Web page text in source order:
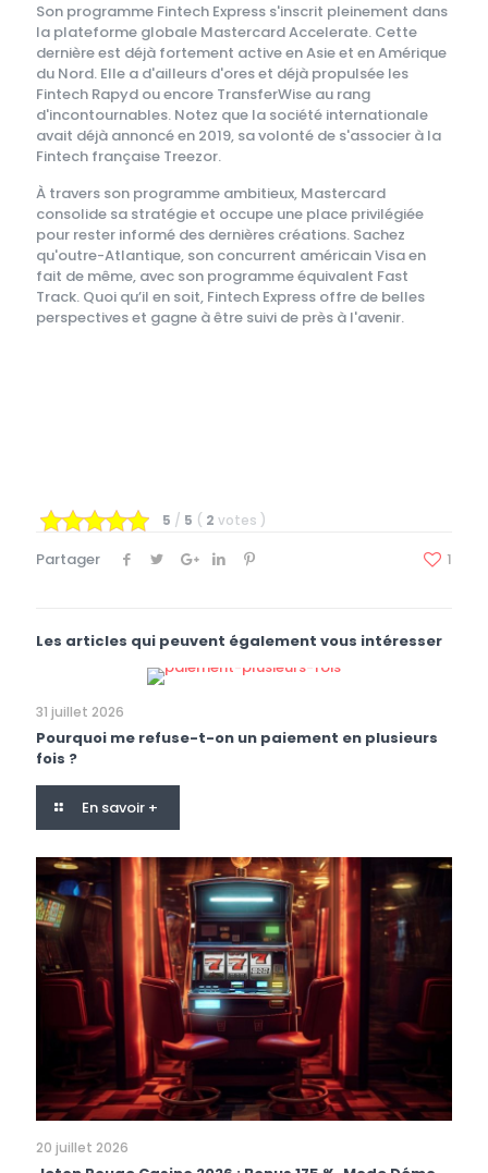
Son programme Fintech Express s'inscrit pleinement dans
la plateforme globale Mastercard Accelerate. Cette
dernière est déjà fortement active en Asie et en Amérique
du Nord. Elle a d'ailleurs d'ores et déjà propulsée les
Fintech Rapyd ou encore TransferWise au rang
d'incontournables. Notez que la société internationale
avait déjà annoncé en 2019, sa volonté de s'associer à la
Fintech française Treezor.
À travers son programme ambitieux, Mastercard
consolide sa stratégie et occupe une place privilégiée
pour rester informé des dernières créations. Sachez
qu'outre-Atlantique, son concurrent américain Visa en
fait de même, avec son programme équivalent Fast
Track. Quoi qu’il en soit, Fintech Express offre de belles
perspectives et gagne à être suivi de près à l'avenir.
5 / 5 ( 2 votes )
Partager 1
Les articles qui peuvent également vous intéresser
31 juillet 2026
Pourquoi me refuse-t-on un paiement en plusieurs
fois ?
En savoir +
20 juillet 2026